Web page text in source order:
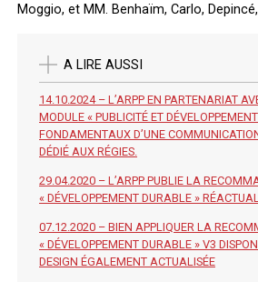
Moggio, et MM. Benhaïm, Carlo,
A LIRE AUSSI
14.10.2024 – L’ARPP EN PARTENARIAT
MODULE « PUBLICITÉ ET
FONDAMENTAUX D’UNE
DÉDIÉ AUX RÉGIES.
29.04.2020 – L’ARPP PUBLIE LA
« DÉVELOPPEMENT DURABLE »
07.12.2020 – BIEN APPLIQUER LA
« DÉVELOPPEMENT DURABLE » V3
DESIGN ÉGALEMENT ACTUALISÉE